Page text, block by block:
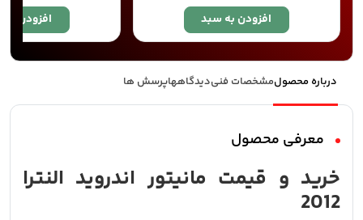
افزودن به سبد افزودن
درباره محصولمشخصات فنیدیدگاههاپرسش ها
معرفی محصول
خرید و قیمت مانیتور اندروید النترا
2012